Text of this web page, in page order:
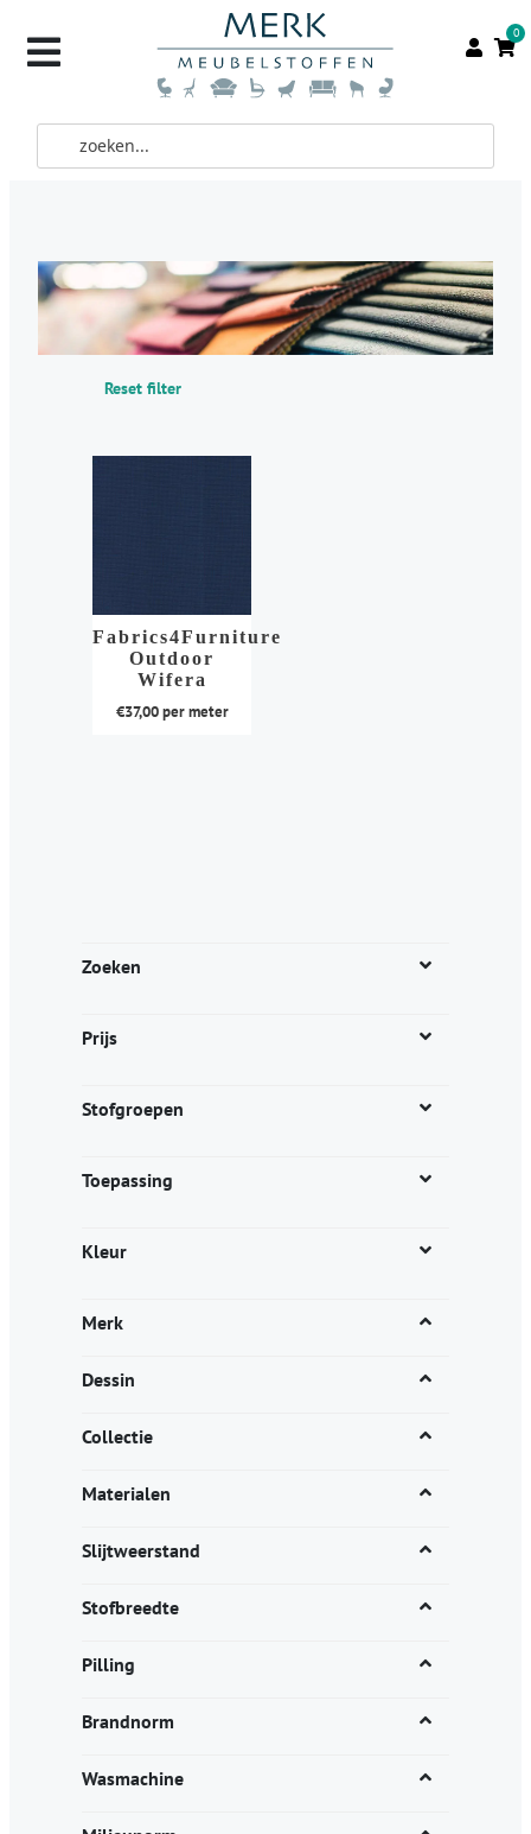
0
Zoeken
Prijs
Stofgroepen
Toepassing
Kleur
Merk
Dessin
Collectie
Materialen
Slijtweerstand
Stofbreedte
Pilling
Brandnorm
Wasmachine
Reset filter
Fabrics4Furniture
Outdoor
Wifera
€37,00per meter
kan
op
productpagina